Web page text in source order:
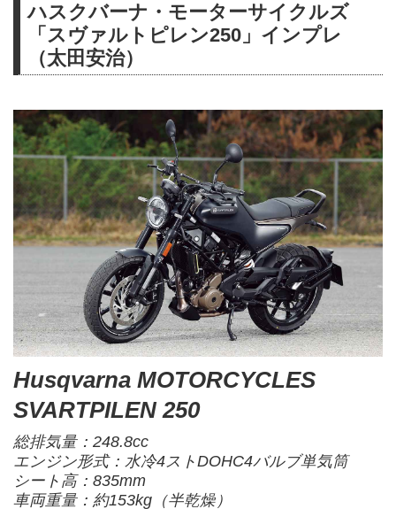
ハスクバーナ・モーターサイクルズ
「スヴァルトピレン250」インプレ
（太田安治）
Husqvarna MOTORCYCLES
SVARTPILEN 250
総排気量：248.8cc
エンジン形式：水冷4ストDOHC4バルブ単気筒
シート高：835mm
車両重量：約153kg（半乾燥）